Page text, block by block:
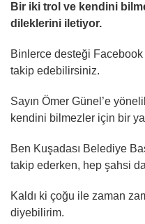
Bir iki trol ve kendini
dileklerini iletiyor.
Binlerce desteği Facebook
takip edebilirsiniz.
Sayın Ömer Günel’e
kendini bilmezler için bir
Ben Kuşadası Belediye
takip ederken, hep şahsi
Kaldı ki çoğu ile zaman
diyebilirim.